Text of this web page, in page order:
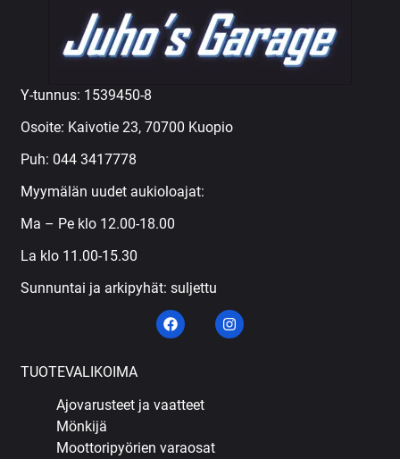
Y-tunnus: 1539450-8
Osoite: Kaivotie 23, 70700 Kuopio
Puh: 044 3417778
Myymälän uudet aukioloajat:
Ma – Pe klo 12.00-18.00
La klo 11.00-15.30
Sunnuntai ja arkipyhät: suljettu
TUOTEVALIKOIMA
Ajovarusteet ja vaatteet
Mönkijä
Moottoripyörien varaosat